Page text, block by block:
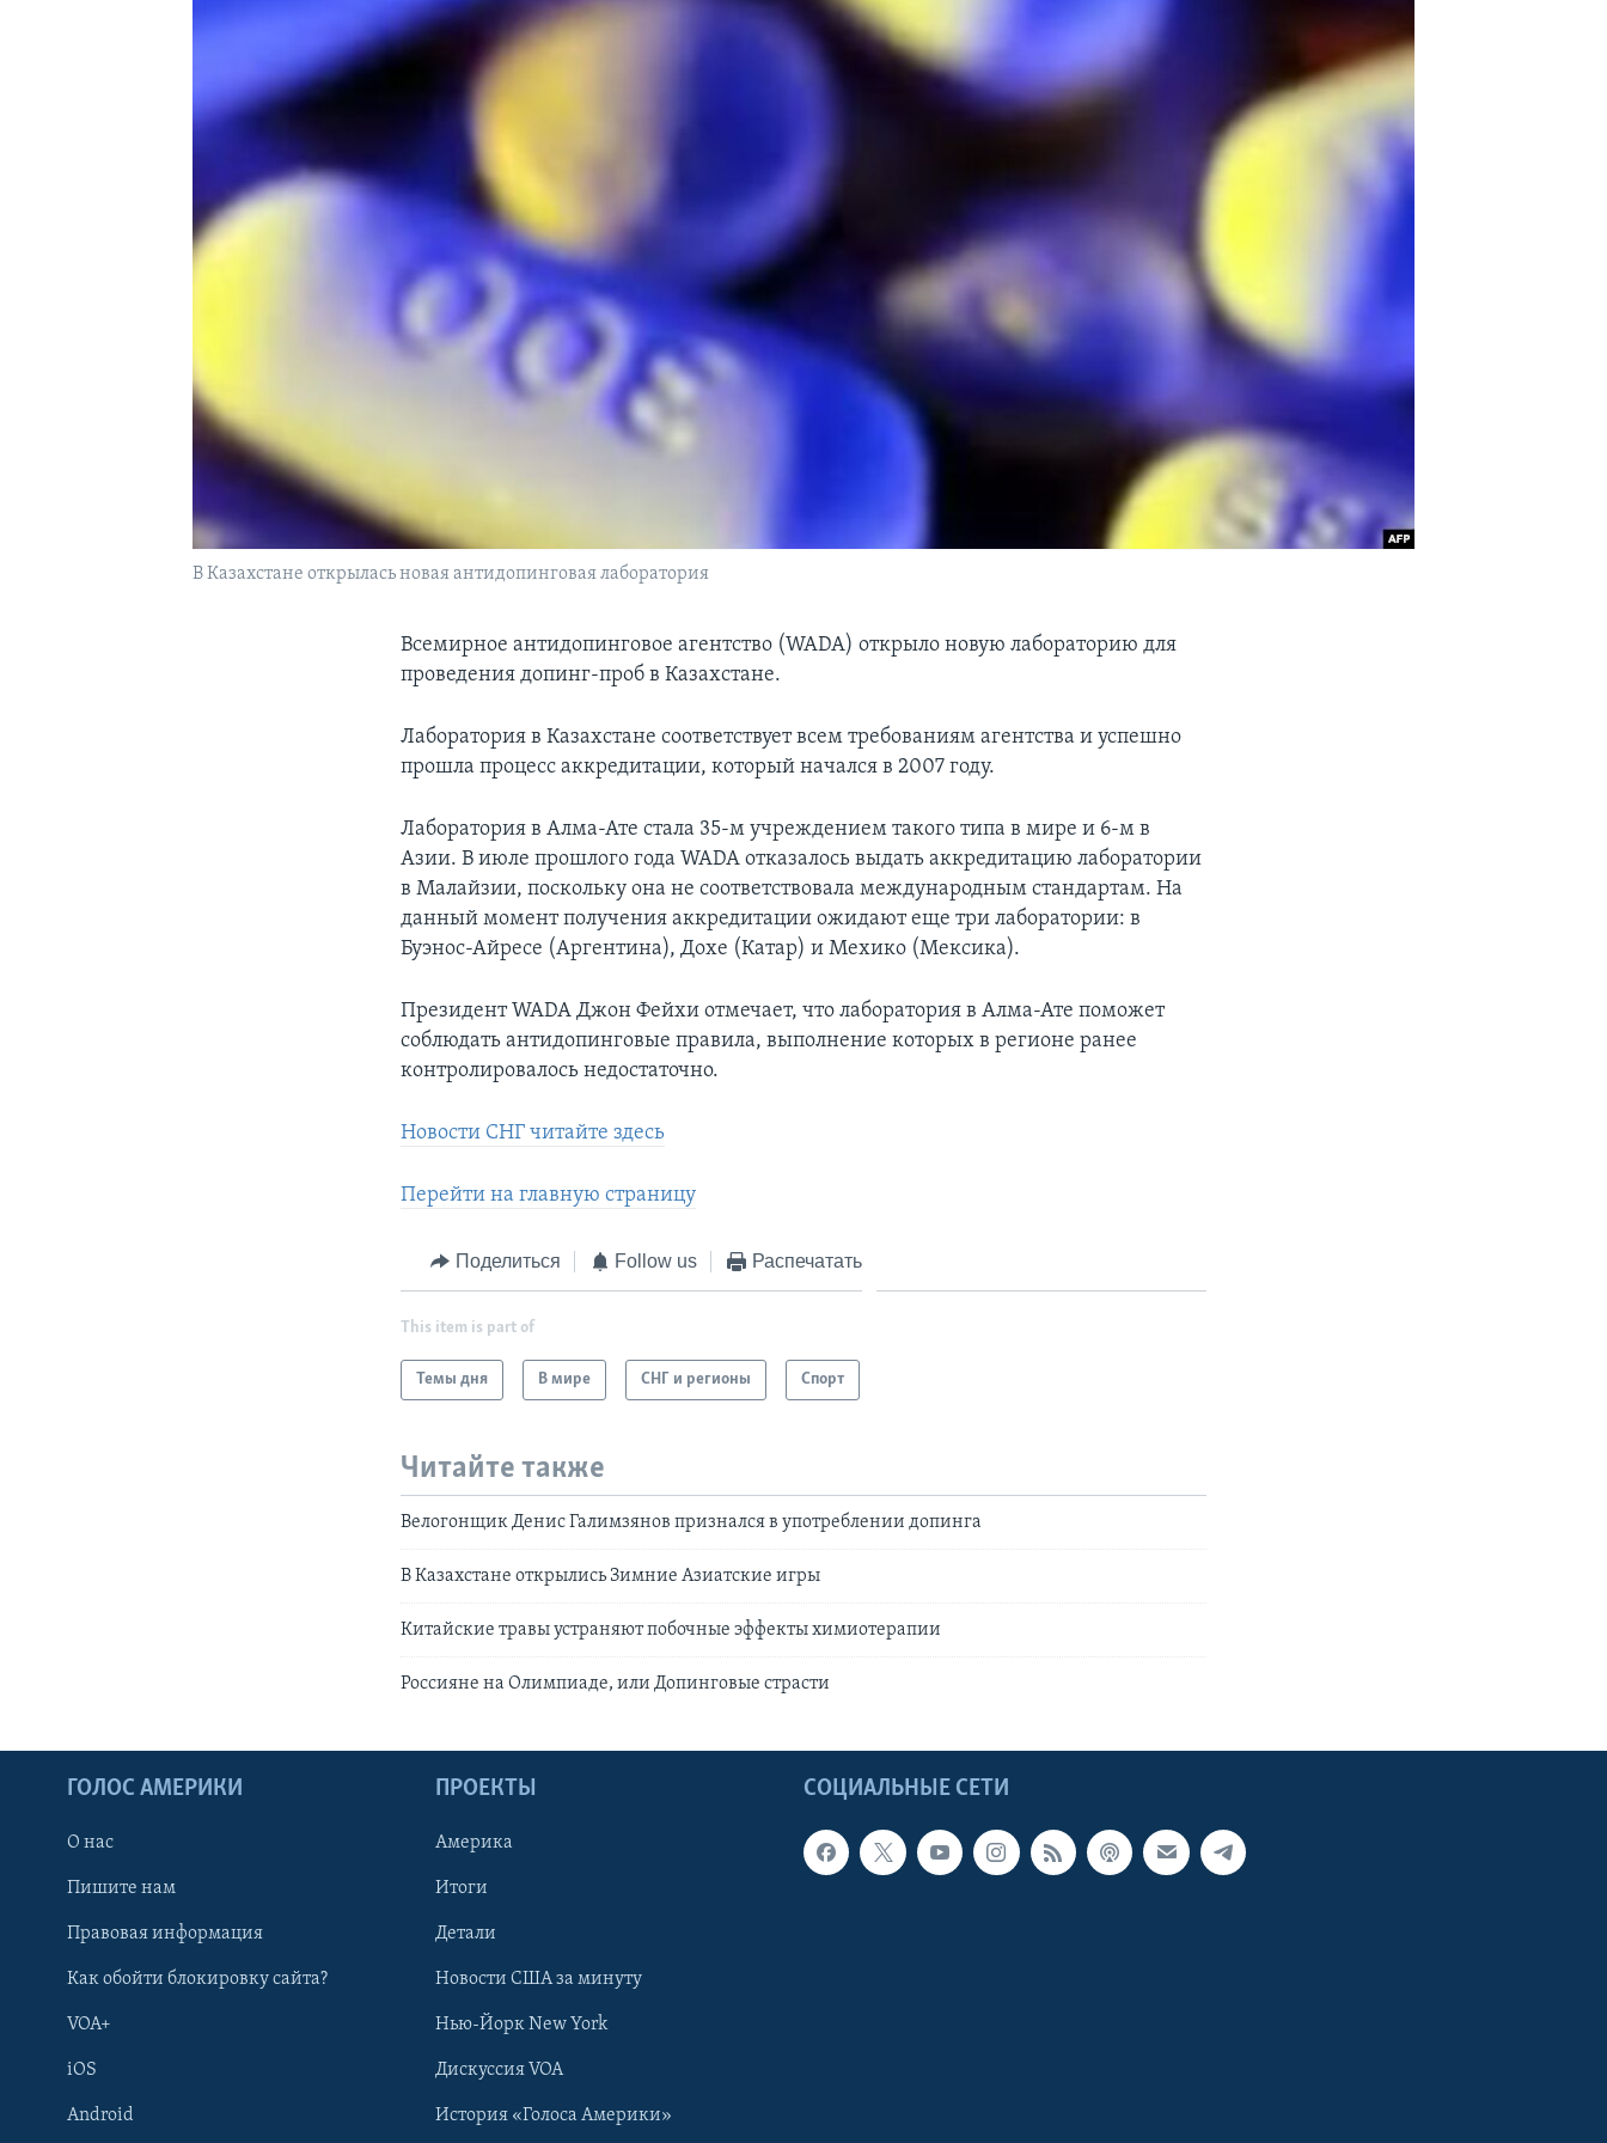
В Казахстане открылась новая антидопинговая лаборатория
Всемирное антидопинговое агентство (WADA) открыло новую лабораторию для
проведения допинг-проб в Казахстане.
Лаборатория в Казахстане соответствует всем требованиям агентства и успешно
прошла процесс аккредитации, который начался в 2007 году.
Лаборатория в Алма-Ате стала 35-м учреждением такого типа в мире и 6-м в
Азии. В июле прошлого года WADA отказалось выдать аккредитацию лаборатории
в Малайзии, поскольку она не соответствовала международным стандартам. На
данный момент получения аккредитации ожидают еще три лаборатории: в
Буэнос-Айресе (Аргентина), Дохе (Катар) и Мехико (Мексика).
Президент WADA Джон Фейхи отмечает, что лаборатория в Алма-Ате поможет
соблюдать антидопинговые правила, выполнение которых в регионе ранее
контролировалось недостаточно.
Новости СНГ читайте здесь
Перейти на главную страницу
Поделиться Follow us Распечатать
This item is part of
Темы дня В мире СНГ и регионы Спорт
Читайте также
Велогонщик Денис Галимзянов признался в употреблении допинга
В Казахстане открылись Зимние Азиатские игры
Китайские травы устраняют побочные эффекты химиотерапии
Россияне на Олимпиаде, или Допинговые страсти
СОЦИАЛЬНЫЕ СЕТИ
ГОЛОС АМЕРИКИ
О нас
Пишите нам
Правовая информация
Как обойти блокировку сайта?
VOA+
iOS
Android
ПРОЕКТЫ
Америка
Итоги
Детали
Новости США за минуту
Нью-Йорк New York
Дискуссия VOA
История «Голоса Америки»